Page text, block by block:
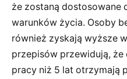
że zostaną dostosowane
warunków życia. Osoby
również zyskają wyższe
przepisów przewidują,
pracy niż 5 lat otrzymają